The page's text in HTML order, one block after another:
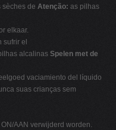
sèches de Atenção: as pilhas
elkaar.
sufrir el
alcalinas Spelen met de
vaciamiento del líquido
suas crianças sem
AAN verwijderd worden.